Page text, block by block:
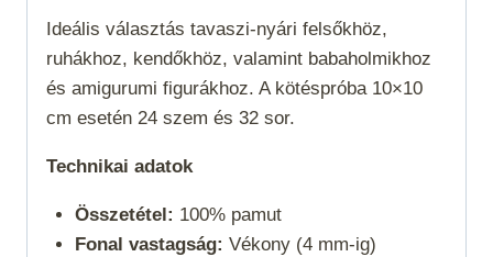
Ideális választás tavaszi-nyári felsőkhöz,
ruhákhoz, kendőkhöz, valamint babaholmikhoz
és amigurumi figurákhoz. A kötéspróba 10×10
cm esetén 24 szem és 32 sor.
Technikai adatok
Összetétel: 100% pamut
Fonal vastagság: Vékony (4 mm-ig)